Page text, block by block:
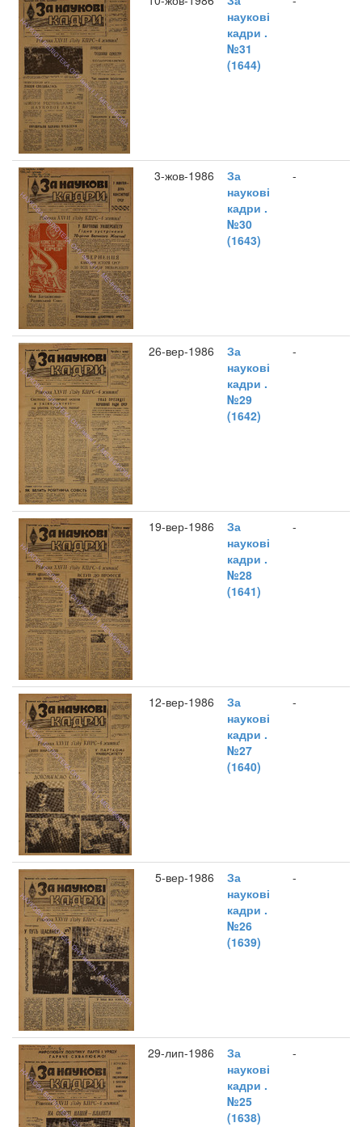
наукові
кадри .
№31
(1644)
3-жов-1986
За
наукові
кадри .
№30
(1643)
-
26-вер-1986
За
наукові
кадри .
№29
(1642)
-
19-вер-1986
За
наукові
кадри .
№28
(1641)
-
12-вер-1986
За
наукові
кадри .
№27
(1640)
-
5-вер-1986
За
наукові
кадри .
№26
(1639)
-
29-лип-1986
За
наукові
кадри .
№25
(1638)
-